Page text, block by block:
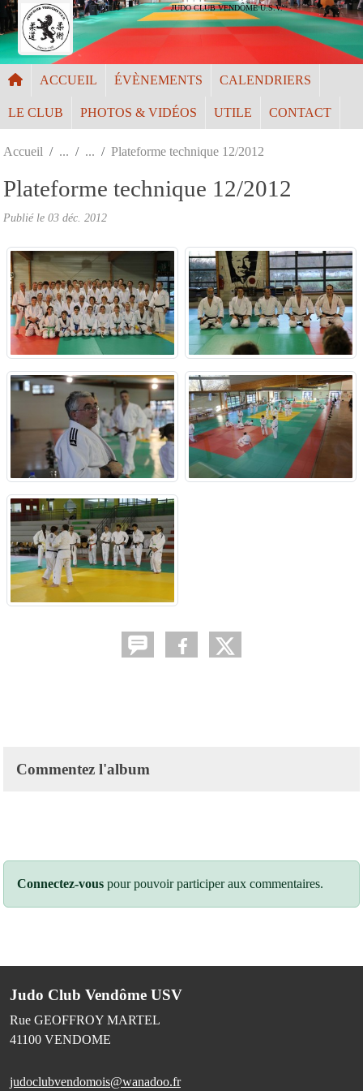
JUDO CLUB VENDÔME U.S.V.
ACCUEIL ÉVÈNEMENTS CALENDRIERS
LE CLUB PHOTOS & VIDÉOS UTILE CONTACT
Accueil Plateforme technique 12/2012
Plateforme technique 12/2012
Publié le 03 déc. 2012
Commentez l'album
Connectez-vous pour pouvoir participer aux commentaires.
Judo Club Vendôme USV
Rue GEOFFROY MARTEL
41100 VENDOME
judoclubvendomois@wanadoo.fr
Panneau de gestion des cookies